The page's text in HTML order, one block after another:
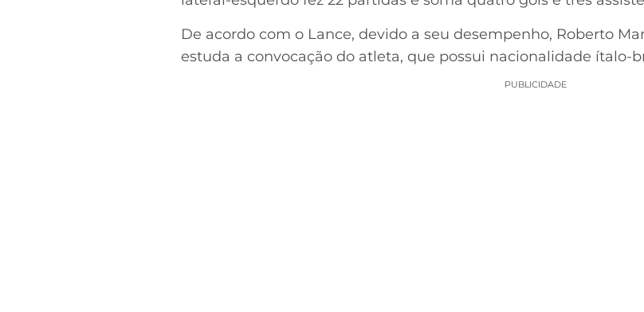
De acordo com o Lance, devido a seu desempenho, Roberto
estuda a convocação do atleta, que possui nacionalidade ítalo-
PUBLICIDADE